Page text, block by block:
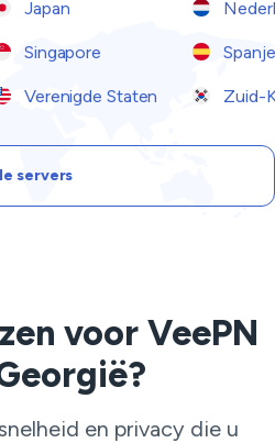
Japan
Singapore Spanje
Verenigde Staten Zuid-
servers
voor VeePN
en privacy die u